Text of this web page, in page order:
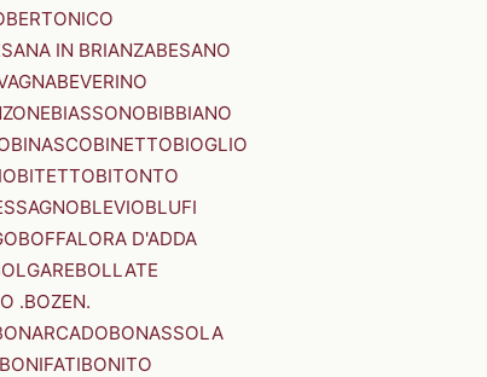
BERTONICO
IN BRIANZABESANO
BEVERINO
BIASSONOBIBBIANO
BINASCOBINETTOBIOGLIO
BITETTOBITONTO
BLEVIOBLUFI
BOFFALORA D'ADDA
BOLLATE
.BOZEN.
BONASSOLA
BONIFATIBONITO